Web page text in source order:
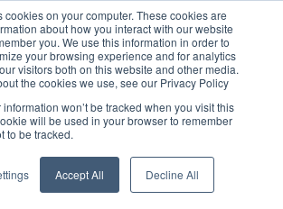
cookies on your computer. These cookies are
about how you interact with our website
you. We use this information in order to
your browsing experience and for analytics
visitors both on this website and other media.
the cookies we use, see our Privacy Policy
won’t be tracked when you visit this
will be used in your browser to remember
to be tracked.
Accept All Decline All